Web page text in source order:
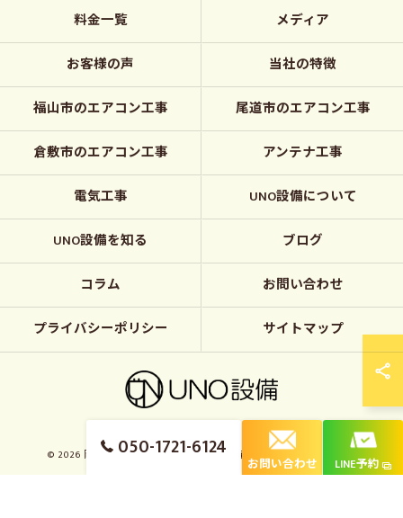
050-1721-6124
お問い合わせ LINE予約
料金一覧 メディア
お客様の声 当社の特徴
福山市のエアコン工事 尾道市のエアコン工事
倉敷市のエアコン工事 アンテナ工事
電気工事 UNO設備について
UNO設備を知る ブログ
コラム お問い合わせ
プライバシーポリシー サイトマップ
© 2026 岡山のエアコン工事ならUNO設備 ALL RIGHTS RESERVED.